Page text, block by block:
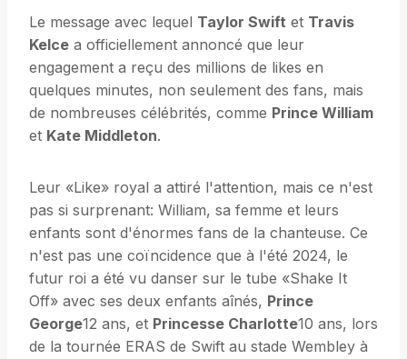
Le message avec lequel Taylor Swift et Travis
Kelce a officiellement annoncé que leur
engagement a reçu des millions de likes en
quelques minutes, non seulement des fans, mais
de nombreuses célébrités, comme Prince William
et Kate Middleton.
Leur «Like» royal a attiré l'attention, mais ce n'est
pas si surprenant: William, sa femme et leurs
enfants sont d'énormes fans de la chanteuse. Ce
n'est pas une coïncidence que à l'été 2024, le
futur roi a été vu danser sur le tube «Shake It
Off» avec ses deux enfants aînés, Prince
George12 ans, et Princesse Charlotte10 ans, lors
de la tournée ERAS de Swift au stade Wembley à